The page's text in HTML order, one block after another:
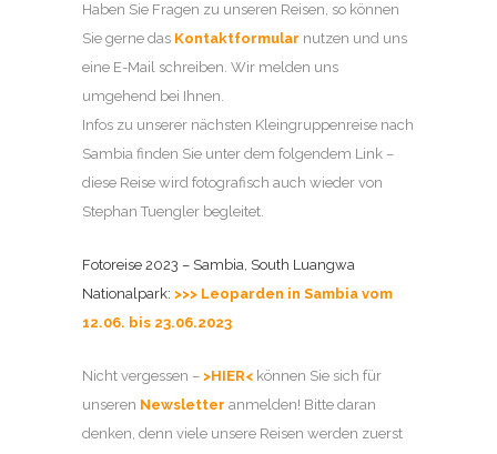
Haben Sie Fragen zu unseren Reisen, so können
Sie gerne das Kontaktformular nutzen und uns
eine E-Mail schreiben. Wir melden uns
umgehend bei Ihnen.
Infos zu unserer nächsten Kleingruppenreise nach
Sambia finden Sie unter dem folgendem Link –
diese Reise wird fotografisch auch wieder von
Stephan Tuengler begleitet.
Fotoreise 2023 – Sambia, South Luangwa
Nationalpark: >>> Leoparden in Sambia vom
12.06. bis 23.06.2023
Nicht vergessen – >HIER< können Sie sich für
unseren Newsletter anmelden! Bitte daran
denken, denn viele unsere Reisen werden zuerst